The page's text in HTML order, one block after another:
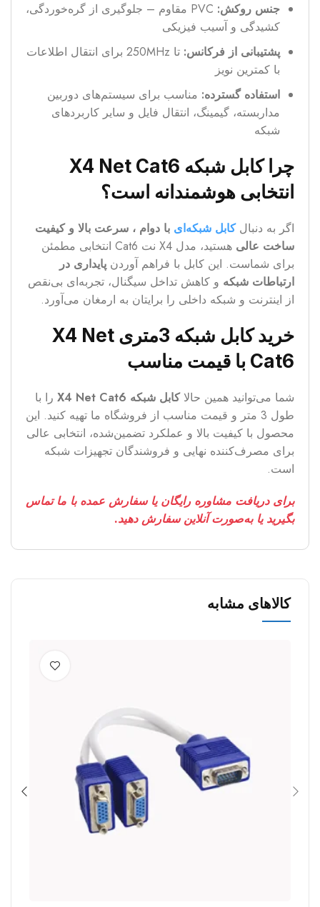
جنس روکش:
PVC مقاوم – جلوگیری از گره‌خوردگی،
کشیدگی و آسیب فیزیکی
پشتیبانی از فرکانس:
تا 250MHz برای انتقال اطلاعات
با کمترین نویز
استفاده گسترده: مناسب برای سیستم‌های دوربین
مداربسته، گیمینگ، انتقال فایل و سایر کاربردهای
شبکه
چرا کابل شبکه X4 Net Cat6
انتخابی هوشمندانه است؟
اگر به دنبالکابل شبکه‌ای با دوام ، سرعت بالا و کیفیت
ساخت عالی
هستید، مدل X4 نت Cat6 انتخابی مطمئن
برای شماست. این کابل با فراهم آوردنپایداری در
ارتباطات شبکه و کاهش تداخل سیگنال، تجربه‌ای بی‌نقص
از اینترنت و شبکه داخلی را برایتان به ارمغان می‌آورد.
خرید کابل شبکه 3متری X4 Net
Cat6 با قیمت مناسب
شما می‌توانید همین حالاکابل شبکه X4 Net Cat6
را با
طول 3 متر و قیمت مناسب از فروشگاه ما تهیه کنید. این
محصول با کیفیت بالا و عملکرد تضمین‌شده، انتخابی عالی
برای مصرف‌کننده نهایی و فروشندگان تجهیزات شبکه
است.
برای دریافت مشاوره رایگان یا سفارش عمده با ما تماس
بگیرید یا به‌صورت آنلاین سفارش دهید.
کالاهای مشابه